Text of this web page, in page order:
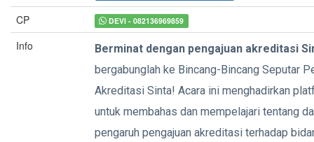
CP DEVI - 082136969859
Info
Berminat dengan pengajuan akreditasi
bergabunglah ke Bincang-Bincang Seputar
Akreditasi Sinta! Acara ini menghadirkan
untuk membahas dan mempelajari tentang
pengaruh pengajuan akreditasi terhadap